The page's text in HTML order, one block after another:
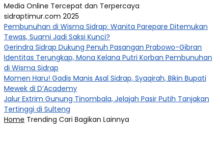
Media Online Tercepat dan Terpercaya
sidraptimur.com 2025
Pembunuhan di Wisma Sidrap: Wanita Parepare Ditemukan
Tewas, Suami Jadi Saksi Kunci?
Gerindra Sidrap Dukung Penuh Pasangan Prabowo-Gibran
Identitas Terungkap, Mona Kelana Putri Korban Pembunuhan
di Wisma Sidrap
Momen Haru! Gadis Manis Asal Sidrap, Syaqirah, Bikin Bupati
Mewek di D’Academy​
Jalur Extrim Gunung Tinombala, Jelajah Pasir Putih Tanjakan
Tertinggi di Sulteng
Home Trending Cari Bagikan Lainnya